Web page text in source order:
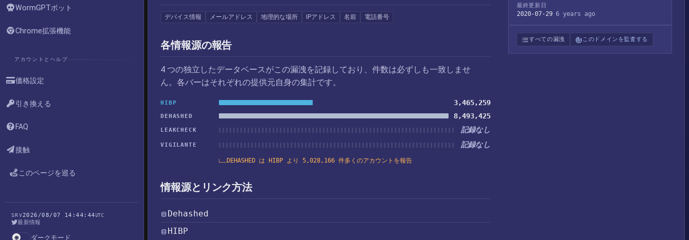
WormGPTボット
Chrome拡張機能
アカウントとヘルプ
価格設定
引き換える
FAQ
接触
このページを巡る
SRV2026/08/07 14:44:44UTC
最新情報
ダークモード
デバイス情報 メールアドレス 地理的な場所 IPアドレス 名前 電話番号
各情報源の報告
4 つの独立したデータベースがこの漏洩を記録しており、件数は必ずしも一致しませ
ん。各バーはそれぞれの提供元自身の集計です。
HIBP 3,465,259
DEHASHED 8,493,425
LEAKCHECK 記録なし
VIGILANTE 記録なし
DEHASHED は HIBP より 5,028,166 件多くのアカウントを報告
情報源とリンク方法
Dehashed
HIBP
最終更新日
2020-07-29 6 years ago
すべての漏洩 このドメインを監査する